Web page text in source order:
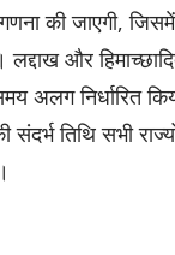
की जाएगी,
और
अलग निर्धारित
तिथि सभी